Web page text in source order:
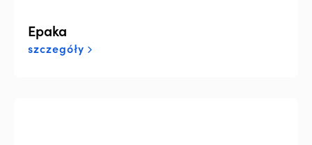
Epaka
szczegóły